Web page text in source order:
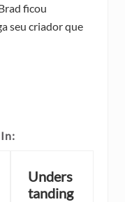
ficou
seu criador que
Unders
tanding